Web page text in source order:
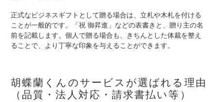
正式なビジネスギフトとして贈る場合は、立札や木札を付ける
ことが一般的です。「祝 御昇進」などの表書きと、贈り主の名
前を記載します。個人で贈る場合も、きちんとした体裁を整え
ることで、より丁寧な印象を与えることができます。
胡蝶蘭くんのサービスが選ばれる理由
（品質・法人対応・請求書払い等）